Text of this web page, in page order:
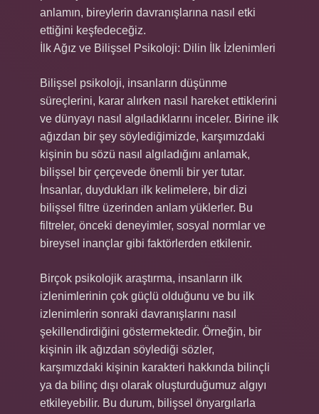
anlamın, bireylerin davranışlarına nasıl etki
ettiğini keşfedeceğiz.
İlk Ağız ve Bilişsel Psikoloji: Dilin İlk İzlenimleri
Bilişsel psikoloji, insanların düşünme
süreçlerini, karar alırken nasıl hareket ettiklerini
ve dünyayı nasıl algıladıklarını inceler. Birine ilk
ağızdan bir şey söylediğimizde, karşımızdaki
kişinin bu sözü nasıl algıladığını anlamak,
bilişsel bir çerçevede önemli bir yer tutar.
İnsanlar, duydukları ilk kelimelere, bir dizi
bilişsel filtre üzerinden anlam yüklerler. Bu
filtreler, önceki deneyimler, sosyal normlar ve
bireysel inançlar gibi faktörlerden etkilenir.
Birçok psikolojik araştırma, insanların ilk
izlenimlerinin çok güçlü olduğunu ve bu ilk
izlenimlerin sonraki davranışlarını nasıl
şekillendirdiğini göstermektedir. Örneğin, bir
kişinin ilk ağızdan söylediği sözler,
karşımızdaki kişinin karakteri hakkında bilinçli
ya da bilinç dışı olarak oluşturduğumuz algıyı
etkileyebilir. Bu durum, bilişsel önyargılarla